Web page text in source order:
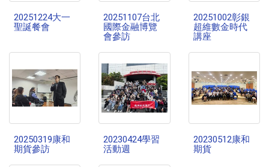
20251224大一
聖誕餐會
20251107台北
國際金融博覽
會參訪
20251002彰銀
超維數金時代
講座
20250319康和
期貨參訪
20230424學習
活動週
20230512康和
期貨